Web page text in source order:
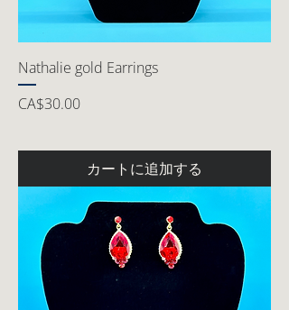
Nathalie gold Earrings
価格
CA$30.00
カートに追加する